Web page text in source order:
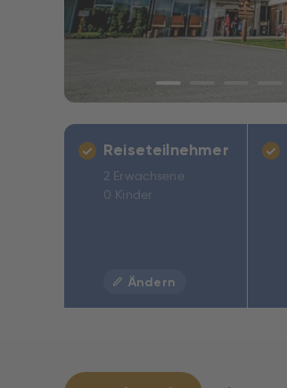
Reiseteilnehmer
2 Erwachsene
0 Kinder
Ändern